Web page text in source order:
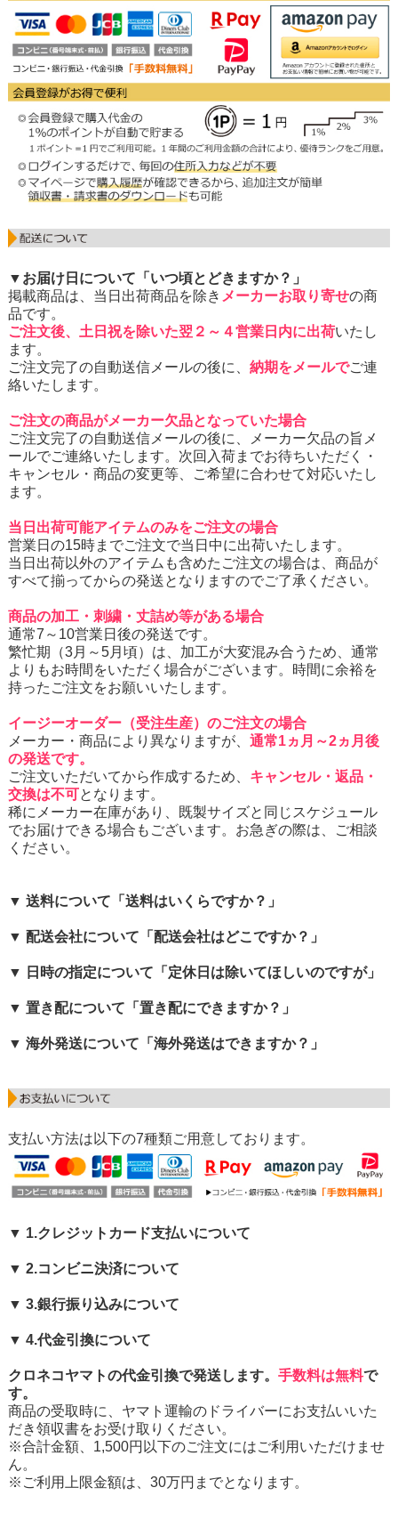
▼お届け日について「いつ頃とどきますか？」
掲載商品は、当日出荷商品を除き メーカーお取り寄せの商
品です。
ご注文後、土日祝を除いた翌２～４営業日内に出荷いたし
ます。
ご注文完了の自動送信メールの後に、 納期をメールでご連
絡いたします。
ご注文の商品がメーカー欠品となっていた場合
ご注文完了の自動送信メールの後に、メーカー欠品の旨メ
ールでご連絡いたします。次回入荷までお待ちいただく・
キャンセル・商品の変更等、ご希望に合わせて対応いたし
ます。
当日出荷可能アイテムのみをご注文の場合
営業日の15時までご注文で当日中に出荷いたします。
当日出荷以外のアイテムも含めたご注文の場合は、商品が
すべて揃ってからの発送となりますのでご了承ください。
商品の加工・刺繍・丈詰め等がある場合
通常7～10営業日後の発送です。
繁忙期（3月～5月頃）は、加工が大変混み合うため、通常
よりもお時間をいただく場合がございます。時間に余裕を
持ったご注文をお願いいたします。
イージーオーダー（受注生産）のご注文の場合
メーカー・商品により異なりますが、 通常1ヵ月～2ヵ月後
の発送です。
ご注文いただいてから作成するため、 キャンセル・返品・
交換は不可となります。
稀にメーカー在庫があり、既製サイズと同じスケジュール
でお届けできる場合もございます。お急ぎの際は、ご相談
ください。
▼ 送料について「送料はいくらですか？」
▼ 配送会社について「配送会社はどこですか？」
▼ 日時の指定について「定休日は除いてほしいのですが」
▼ 置き配について「置き配にできますか？」
▼ 海外発送について「海外発送はできますか？」
支払い方法は以下の7種類ご用意しております。
▼ 1.クレジットカード支払いについて
▼ 2.コンビニ決済について
▼ 3.銀行振り込みについて
▼ 4.代金引換について
クロネコヤマトの代金引換で発送します。 手数料は無料で
す。
商品の受取時に、ヤマト運輸のドライバーにお支払いいた
だき領収書をお受け取りください。
※合計金額、1,500円以下のご注文にはご利用いただけませ
ん。
※ご利用上限金額は、30万円までとなります。